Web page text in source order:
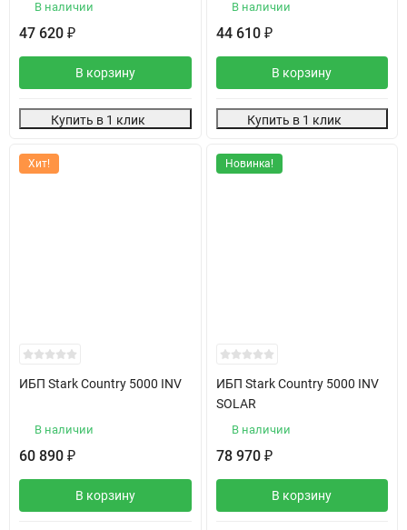
В наличии
47 620 ₽
В корзину
Купить в 1 клик
В наличии
44 610 ₽
В корзину
Купить в 1 клик
Хит!
ИБП Stark Country 5000 INV
В наличии
60 890 ₽
В корзину
Новинка!
ИБП Stark Country 5000 INV
SOLAR
В наличии
78 970 ₽
В корзину